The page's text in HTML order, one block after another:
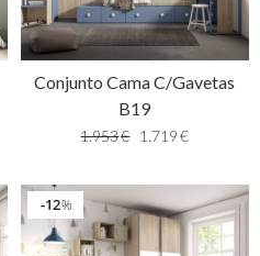
Conjunto Cama C/Gavetas
B19
1.953€ 1.719 €
%
12